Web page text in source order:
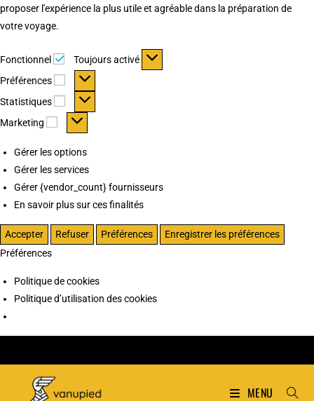
proposer l'expérience la plus utile et agréable dans la préparation de
votre voyage.
Fonctionnel Fonctionnel
Toujours activé
Préférences
Préférences
Statistiques Statistiques
Marketing Marketing
Gérer les options
Gérer les services
Gérer {vendor_count} fournisseurs
En savoir plus sur ces finalités
Accepter Refuser Préférences
Enregistrer les préférences
Préférences
Politique de cookies
Politique d’utilisation des cookies
MENU